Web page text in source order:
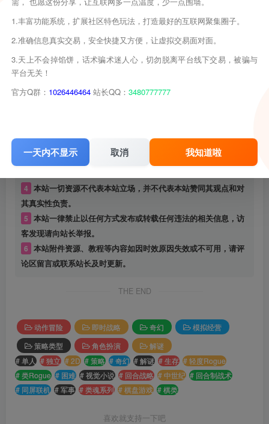
©版权声明
www.youxiku.cn
本网站的文章部分内容可能来源于网络，仅供大家学习与参
4 本站一切资源不代表本站立场，并不代表本站赞同其观点和对
其真实性负责。
5 本站一律禁止以任何方式发布或转载任何违法的相关信息，访
客发现请向站长举报。
6 本站附件资源、教程等内容如因时效原因失效或不可用，请评
论区留言或联系站长及时更新。
THE END
动作冒险 即时战略 奇幻
模拟经营
策略类型
角色扮演
解谜
# 单人 # 独立 # 2D # 策略 # 奇幻 # 解谜 # 生存 # 轻度Rogue
# 类Rogue # 困难 # 视觉小说 # 回合战略 # 中世纪 # 回合制战术
# 同屏联机 # 军事 # 类魂系列 # 棋盘游戏 # 棋类
喜欢就支持一下吧
1.丰富功能系统，扩展社区特色玩法，打造最好的互联网聚集圈子。
2.准确信息真实交易，安全快捷又方便，让虚拟交易面对面。
3.天上不会掉馅饼，话术骗术迷人心，切勿脱离平台线下交易，被骗与
平台无关！
官方Q群： 1026446464 站长QQ： 3480777777
一天内不显示 取消 我知道啦